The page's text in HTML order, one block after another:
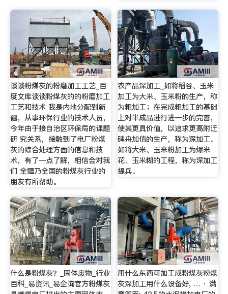
谈谈粉煤灰的粉磨加工工艺_百
度文库谈谈粉煤灰的的粉磨加工
工艺和技术 我是内地分配到新
疆，从事环保行业的技术人员，
今年由于接自治区环保局的课题
研 究关系，接触到了电厂粉煤
灰的综合处理方面的信息和技
术，有了一点了解，相信会对我
们 全疆乃全国的粉煤灰行业的
朋友有所帮助。
农产品深加工_如将稻谷、玉米
加工为大米、玉米粉的生产，称
为粗加工；在完成粗加工的基础
上对半成品进行进一步的完善，
使其更具价值，以追求更高附迁
碑舟加值的生产，称为深加工。
如将大米、玉米粉加工为爆米
花、玉米糊的工程，称为深加工
提兵。
什么是粉煤灰？_固体废物_行业
百科_易资讯_易企询官方粉煤灰
用什么东西可加工成粉煤灰粉煤
灰深加工用什么设备好, … · 满